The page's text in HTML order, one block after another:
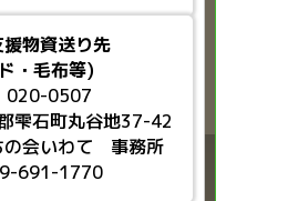
援物資送り先
・毛布等)
020-0507
雫石町丸谷地37-42
の会いわて 事務所
691-1770